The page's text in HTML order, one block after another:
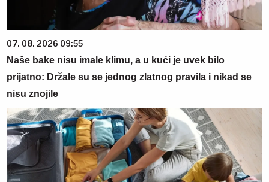
07. 08. 2026 09:55
Naše bake nisu imale klimu, a u kući je uvek bilo
prijatno: Držale su se jednog zlatnog pravila i nikad se
nisu znojile